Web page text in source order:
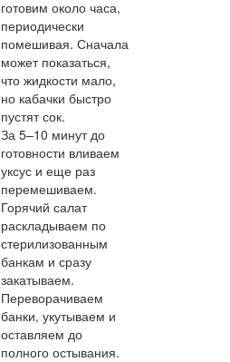
готовим около часа,
периодически
помешивая. Сначала
может показаться,
что жидкости мало,
но кабачки быстро
пустят сок.
За 5–10 минут до
готовности вливаем
уксус и еще раз
перемешиваем.
Горячий салат
раскладываем по
стерилизованным
банкам и сразу
закатываем.
Переворачиваем
банки, укутываем и
оставляем до
полного остывания.